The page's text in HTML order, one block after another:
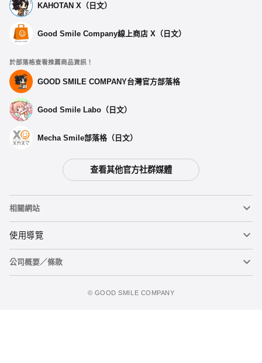
KAHOTAN X（日文）
Good Smile Company線上商店 X（日文）
於部落格查看推薦商品資訊！
GOOD SMILE COMPANY台灣官方部落格
Good Smile Labo（日文）
Mecha Smile部落格（日文）
查看其他官方社群媒體
相關網站
黏土人
黏土人臉部製造機（英文）
使用導覽
重要公告
公司概要／條款
©️ GOOD SMILE COMPANY